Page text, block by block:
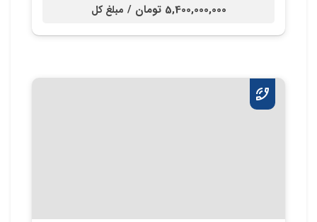
5,400,000,000 تومان / مبلغ کل